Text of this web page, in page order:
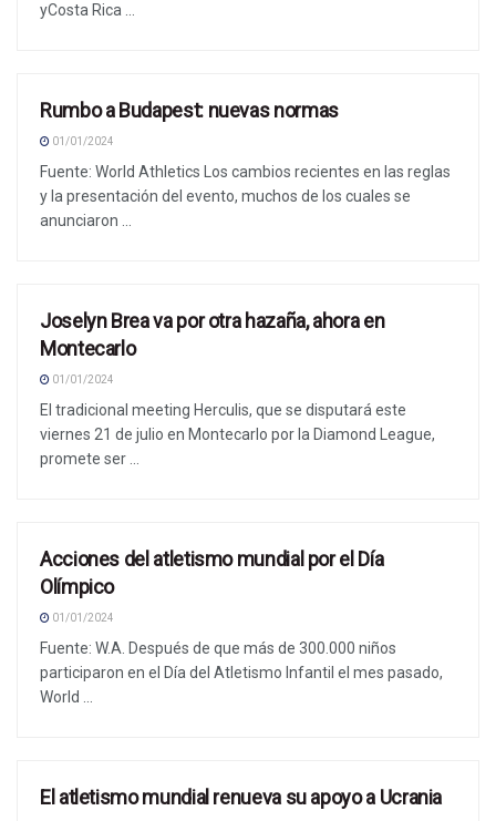
yCosta Rica ...
NOTICIAS
Rumbo a Budapest: nuevas normas
01/01/2024
Fuente: World Athletics Los cambios recientes en las reglas
y la presentación del evento, muchos de los cuales se
anunciaron ...
NOTICIAS
Joselyn Brea va por otra hazaña, ahora en
Montecarlo
01/01/2024
El tradicional meeting Herculis, que se disputará este
viernes 21 de julio en Montecarlo por la Diamond League,
promete ser ...
NOTICIAS
Acciones del atletismo mundial por el Día
Olímpico
01/01/2024
Fuente: W.A. Después de que más de 300.000 niños
participaron en el Día del Atletismo Infantil el mes pasado,
World ...
NOTICIAS
El atletismo mundial renueva su apoyo a Ucrania